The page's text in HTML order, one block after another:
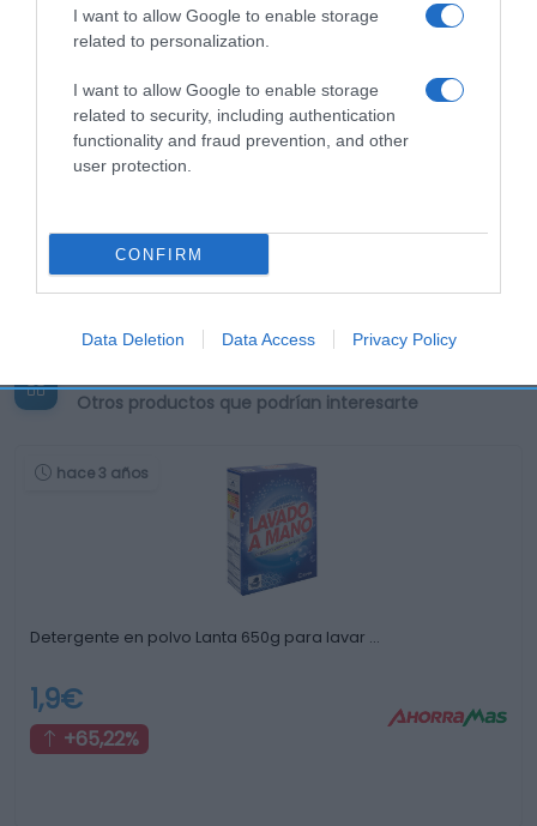
I want to allow Google to enable storage
related to personalization.
I want to allow Google to enable storage
related to security, including authentication
functionality and fraud prevention, and other
user protection.
CONFIRM
Data Deletion Data Access Privacy Policy
Otros productos que podrían interesarte
hace 3 años
Detergente en polvo Lanta 650g para lavar …
1,9€
+65,22%